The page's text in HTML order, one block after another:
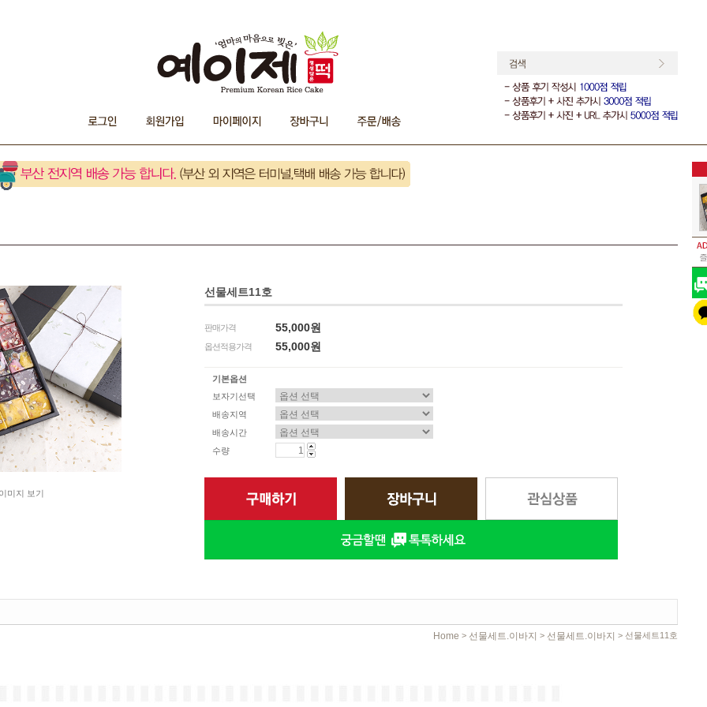
미지 보기
선물세트11호
판매가격 55,000원
옵션적용가격 55,000원
기본옵션
보자기선택
배송지역
배송시간
수량
Home > 선물세트.이바지 > 선물세트.이바지 > 선물세트11호